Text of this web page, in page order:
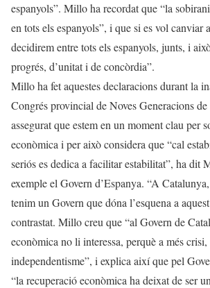
espanyols”. Millo ha recordat que “la
en tots els espanyols”, i que si es vol canviar
decidirem entre tots els espanyols, junts, i
progrés, d’unitat i de concòrdia”.
Millo ha fet aquestes declaracions durant la
Congrés provincial de Noves Generacions
assegurat que estem en un moment clau per
econòmica i per això considera que “cal
seriós es dedica a facilitar estabilitat”, ha dit
exemple el Govern d’Espanya. “A
tenim un Govern que dóna l’esquena a
contrastat. Millo creu que “al Govern de
econòmica no li interessa, perquè a més crisi,
independentisme”, i explica així que pel
“la recuperació econòmica ha deixat de ser